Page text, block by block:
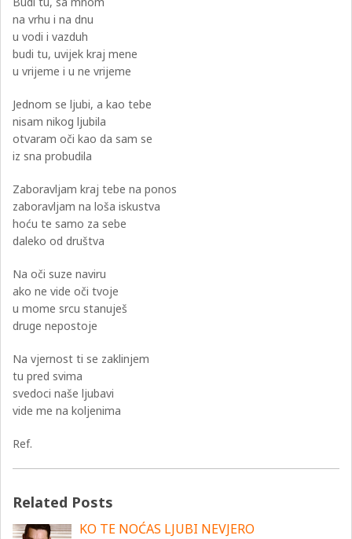
na vrhu i na dnu
u vodi i vazduh
budi tu, uvijek kraj mene
u vrijeme i u ne vrijeme
Jednom se ljubi, a kao tebe
nisam nikog ljubila
otvaram oči kao da sam se
iz sna probudila
Zaboravljam kraj tebe na ponos
zaboravljam na loša iskustva
hoću te samo za sebe
daleko od društva
Na oči suze naviru
ako ne vide oči tvoje
u mome srcu stanuješ
druge nepostoje
Na vjernost ti se zaklinjem
tu pred svima
svedoci naše ljubavi
vide me na koljenima
Ref.
Related Posts
KO TE NOĆAS LJUBI NEVJERO